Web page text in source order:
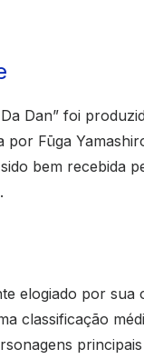
Dan” foi
por Fūga
bem recebida
elogiado por
classificação